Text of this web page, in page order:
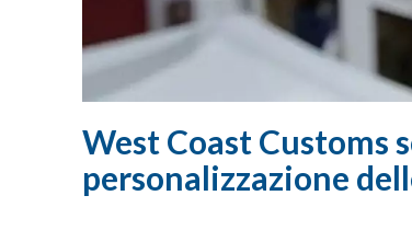
West Coast Customs
personalizzazione